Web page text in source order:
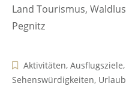
Land Tourismus,
Pegnitz
Aktivitäten, Ausflugsziele,
Sehenswürdigkeiten, Urlaub